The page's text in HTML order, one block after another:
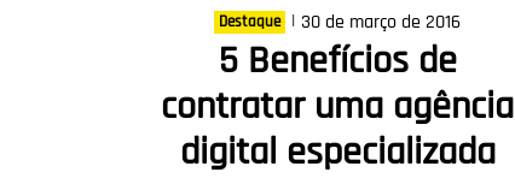
Destaque | 30 de março de 2016
5 Benefícios de
contratar uma agência
digital especializada